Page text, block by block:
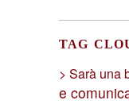
TAG
> Sarà una
e